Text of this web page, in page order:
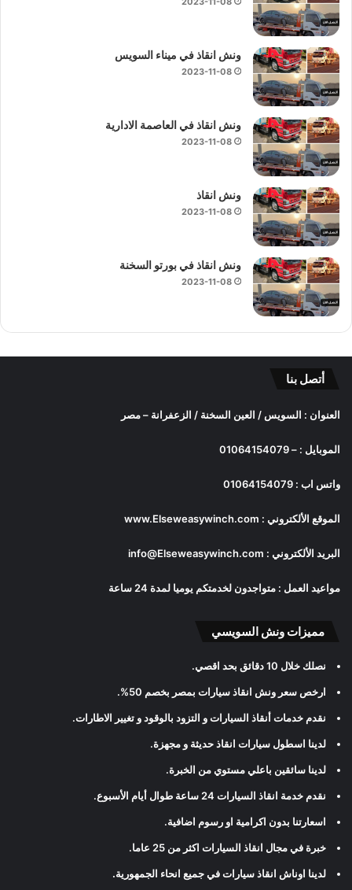
ونش انقاذ في ميناء السويس
2023-11-08
ونش انقاذ في العاصمة الادارية
2023-11-08
ونش انقاذ
2023-11-08
ونش انقاذ في بورتو السخنة
2023-11-08
أتصل بنا
العنوان : السويس / العين السخنة / الزعفرانة – مصر
الموبايل : –
01064154079
واتس اب : 01064154079
الموقع الألكتروني : www.Elseweasywinch.com
البريد الألكتروني : info@Elseweasywinch.com
مواعيد العمل : متواجدون لخدمتكم يوميا لمدة 24 ساعة
مميزات ونش السويسي
نصلك خلال 10 دقائق بحد اقصي .
ارخص سعر ونش انقاذ سيارات بمصر بخصم 50% .
نقدم خدمات أنقاذ السيارات و التزود بالوقود و تغيير الاطارات.
لدينا اسطول سيارات انقاذ حديثة و مجهزة.
لدينا سائقين باعلي مستوي من الخبرة.
نقدم خدمة انقاذ السيارات 24 ساعة طوال أيام الأسبوع .
اسعارتنا بدون اكرامية او رسوم اضافية.
خبرة في مجال انقاذ السيارات اكثر من 25 عاما .
لدينا اوناش انقاذ سيارات في جميع انحاء الجمهورية.